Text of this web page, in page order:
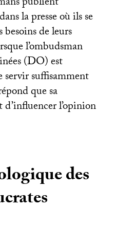
la presse où ils se
de leurs
l’ombudsman
(DO) est
servir suffisamment
que sa
l’opinion
des